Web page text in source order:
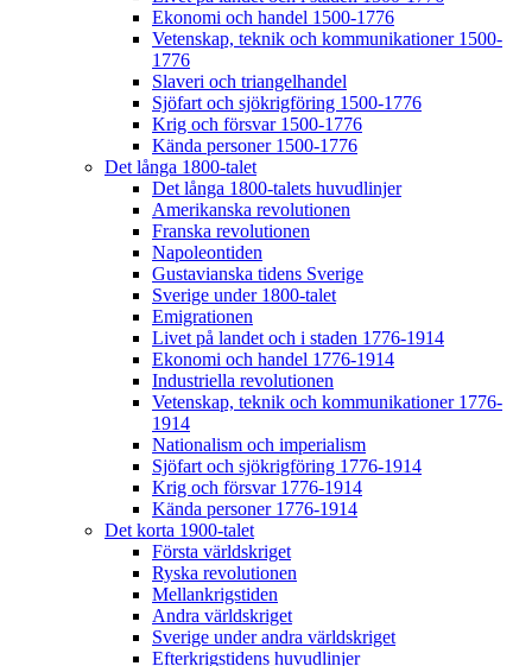
Ekonomi och handel 1500-1776
Vetenskap, teknik och kommunikationer 1500-
1776
Slaveri och triangelhandel
Sjöfart och sjökrigföring 1500-1776
Krig och försvar 1500-1776
Kända personer 1500-1776
Det långa 1800-talet
Det långa 1800-talets huvudlinjer
Amerikanska revolutionen
Franska revolutionen
Napoleontiden
Gustavianska tidens Sverige
Sverige under 1800-talet
Emigrationen
Livet på landet och i staden 1776-1914
Ekonomi och handel 1776-1914
Industriella revolutionen
Vetenskap, teknik och kommunikationer 1776-
1914
Nationalism och imperialism
Sjöfart och sjökrigföring 1776-1914
Krig och försvar 1776-1914
Kända personer 1776-1914
Det korta 1900-talet
Första världskriget
Ryska revolutionen
Mellankrigstiden
Andra världskriget
Sverige under andra världskriget
Efterkrigstidens huvudlinjer